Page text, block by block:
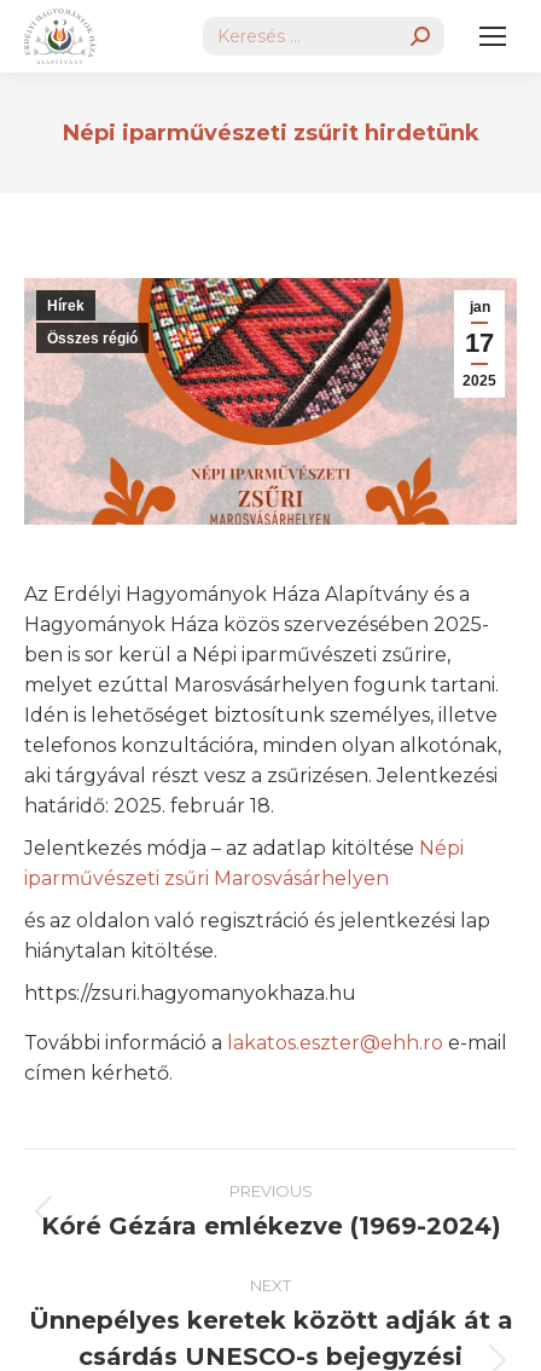
Search:
Népi iparművészeti zsűrit hirdetünk
jan
17
2025
Hírek
Összes régió
Az Erdélyi Hagyományok Háza Alapítvány és a
Hagyományok Háza közös szervezésében 2025-
ben is sor kerül a Népi iparművészeti zsűrire,
melyet ezúttal Marosvásárhelyen fogunk tartani.
Idén is lehetőséget biztosítunk személyes, illetve
telefonos konzultációra, minden olyan alkotónak,
aki tárgyával részt vesz a zsűrizésen. Jelentkezési
határidő: 2025. február 18.
Jelentkezés módja – az adatlap kitöltése Népi
iparművészeti zsűri Marosvásárhelyen
és az oldalon való regisztráció és jelentkezési lap
hiánytalan kitöltése.
https://zsuri.hagyomanyokhaza.hu
További információ a lakatos.eszter@ehh.ro e-mail
címen kérhető.
navigation
PREVIOUS
Previous
Kóré Gézára emlékezve (1969-2024)
NEXT
Ünnepélyes keretek között adják át a
csárdás UNESCO-s bejegyzési